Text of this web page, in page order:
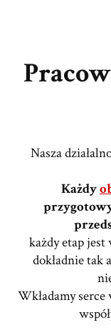
Nasza
Każdy
każdy etap
dokładnie tak
Wkładamy